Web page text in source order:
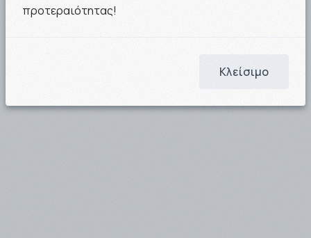
προτεραιότητας!
Κλείσιμο